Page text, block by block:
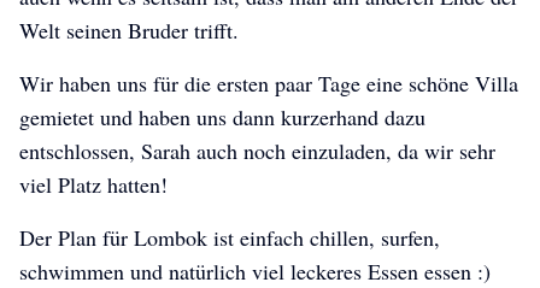
Welt seinen Bruder trifft.
Wir haben uns für die ersten paar Tage eine schöne Villa
gemietet und haben uns dann kurzerhand dazu
entschlossen, Sarah auch noch einzuladen, da wir sehr
viel Platz hatten!
Der Plan für Lombok ist einfach chillen, surfen,
schwimmen und natürlich viel leckeres Essen essen :)